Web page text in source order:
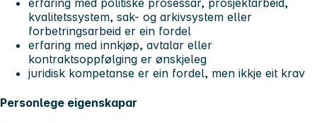
erfaring med politiske prosessar, prosjektarbeid,
kvalitetssystem, sak- og arkivsystem eller
forbetringsarbeid er ein fordel
erfaring med innkjøp, avtalar eller
kontraktsoppfølging er ønskjeleg
juridisk kompetanse er ein fordel, men ikkje eit krav
Personlege eigenskapar